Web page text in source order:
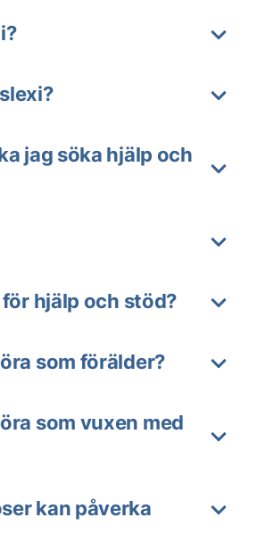
jag söka hjälp och
hjälp och stöd?
som förälder?
som vuxen med
kan påverka